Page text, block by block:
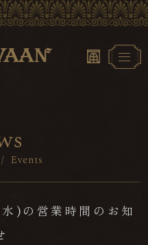
s
/ Events
)の営業時間のお知